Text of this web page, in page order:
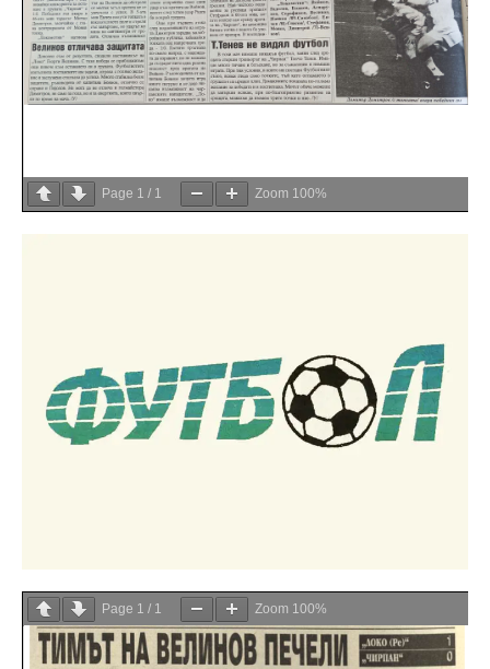
Page 1 / 1 Zoom 100%
Page 1 / 1 Zoom 100%